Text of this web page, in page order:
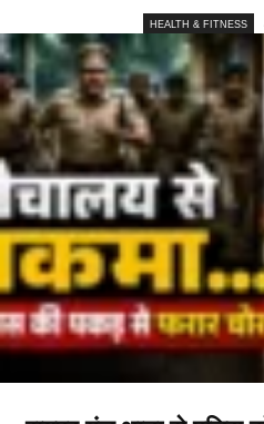
HEALTH & FITNESS